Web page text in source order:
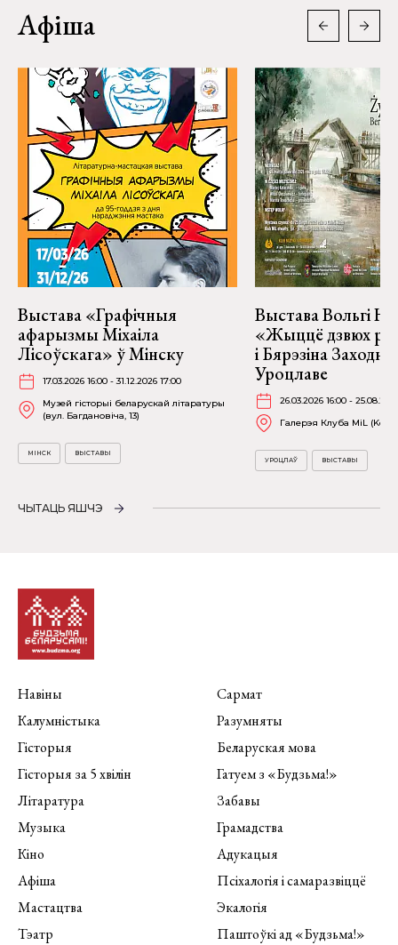
Афіша
Выстава «Графічныя
афарызмы Міхаіла
Лісоўскага» ў Мінску
17.03.2026 16:00 - 31.12.2026 17:00
Музей гісторыі беларускай літаратуры
(вул. Багдановіча, 13)
МІНСК ВЫСТАВЫ
Выстава Вольгі
«Жыццё дзвюх
і Бярэзіна
Уроцлаве
26.03.2026 16:00 -
Галерэя Клуба MiL
УРОЦЛАЎ ВЫСТАВЫ
ЧЫТАЦЬ ЯШЧЭ
Навіны
Калумністыка
Гісторыя
Гісторыя за 5 хвілін
Літаратура
Музыка
Кіно
Афіша
Мастацтва
Тэатр
Сармат
Разумняты
Беларуская мова
Гатуем з «Будзьма!»
Забавы
Грамадства
Адукацыя
Псіхалогія і самаразвіццё
Экалогія
Паштоўкі ад «Будзьма!»